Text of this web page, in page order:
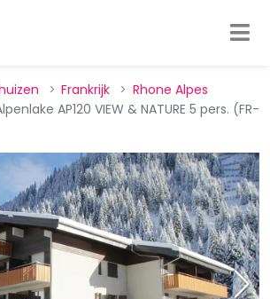
Frankrijk
Rhone Alpes
AP120 VIEW & NATURE 5 pers. (FR-